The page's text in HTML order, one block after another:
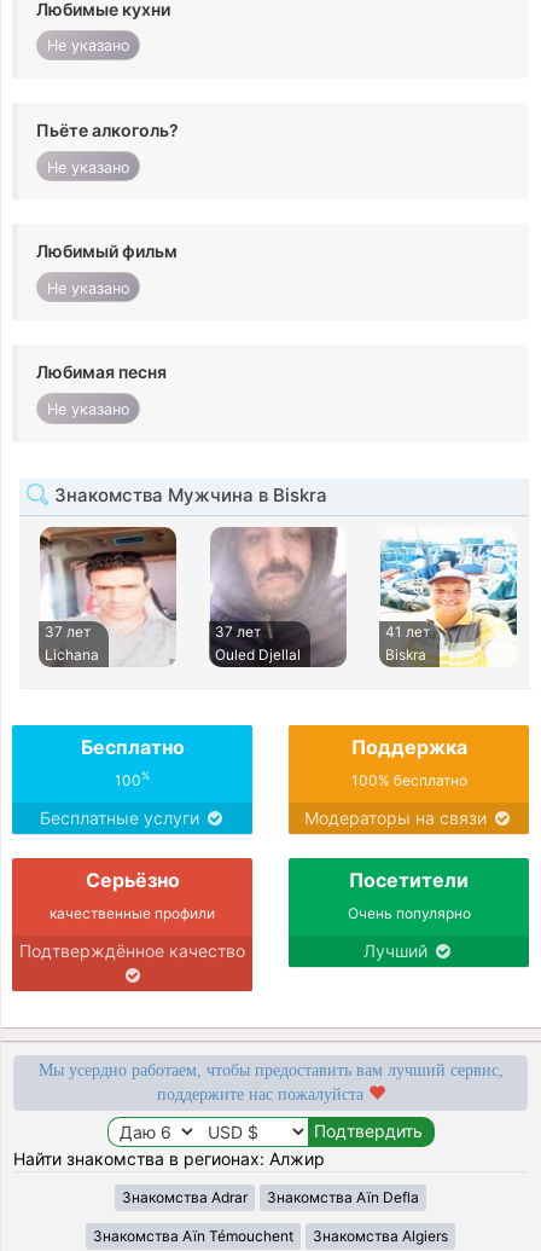
Любимые кухни
Не указано
Пьёте алкоголь?
Не указано
Любимый фильм
Не указано
Любимая песня
Не указано
Знакомства Мужчина в Biskra
37 лет
Lichana
37 лет
Ouled Djellal
41 лет
Biskra
Бесплатно
100%
Бесплатные услуги
Поддержка
100% бесплатно
Модераторы на связи
Серьёзно
качественные профили
Подтверждённое качество
Посетители
Очень популярно
Лучший
Мы усердно работаем, чтобы предоставить вам лучший сервис,
поддержите нас пожалуйста
Найти знакомства в регионах: Алжир
Знакомства Adrar Знакомства Aïn Defla
Знакомства Aïn Témouchent Знакомства Algiers